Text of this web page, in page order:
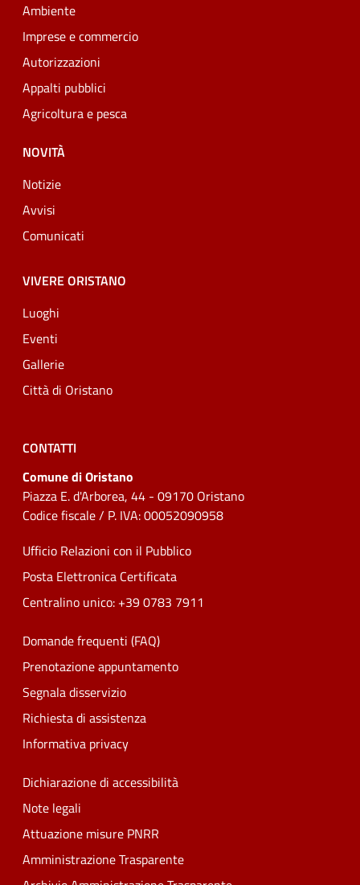
Ambiente
Imprese e commercio
Autorizzazioni
Appalti pubblici
Agricoltura e pesca
NOVITÀ
Notizie
Avvisi
Comunicati
VIVERE ORISTANO
Luoghi
Eventi
Gallerie
Città di Oristano
CONTATTI
Comune di Oristano
Piazza E. d'Arborea, 44 - 09170 Oristano
Codice fiscale / P. IVA: 00052090958
Ufficio Relazioni con il Pubblico
Posta Elettronica Certificata
Centralino unico: +39 0783 7911
Domande frequenti (FAQ)
Prenotazione appuntamento
Segnala disservizio
Richiesta di assistenza
Informativa privacy
Dichiarazione di accessibilità
Note legali
Attuazione misure PNRR
Amministrazione Trasparente